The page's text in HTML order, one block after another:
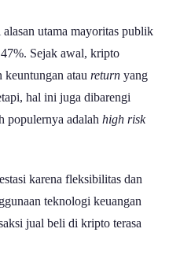
utama mayoritas publik
Sejak awal, kripto
keuntungan atau return yang
hal ini juga dibarengi
populernya adalah high risk
karena fleksibilitas dan
teknologi keuangan
jual beli di kripto terasa